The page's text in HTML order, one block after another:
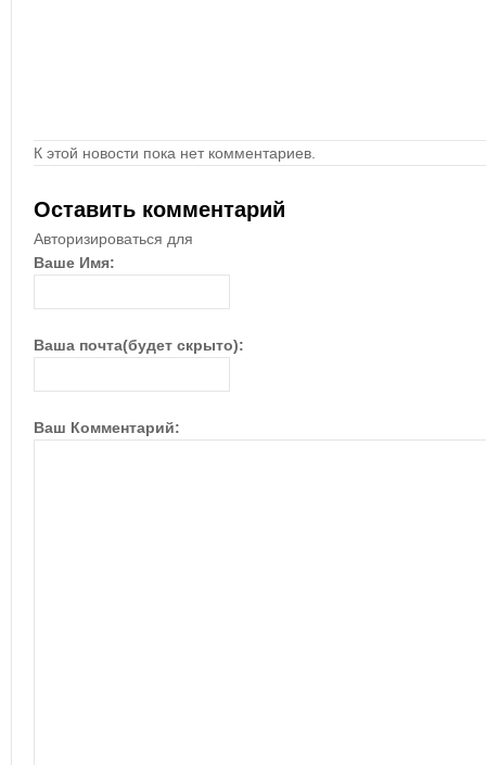
К этой новости пока нет комментариев.
Оставить комментарий
Авторизироваться для
Ваше Имя:
Ваша почта(будет скрыто):
Ваш Комментарий: